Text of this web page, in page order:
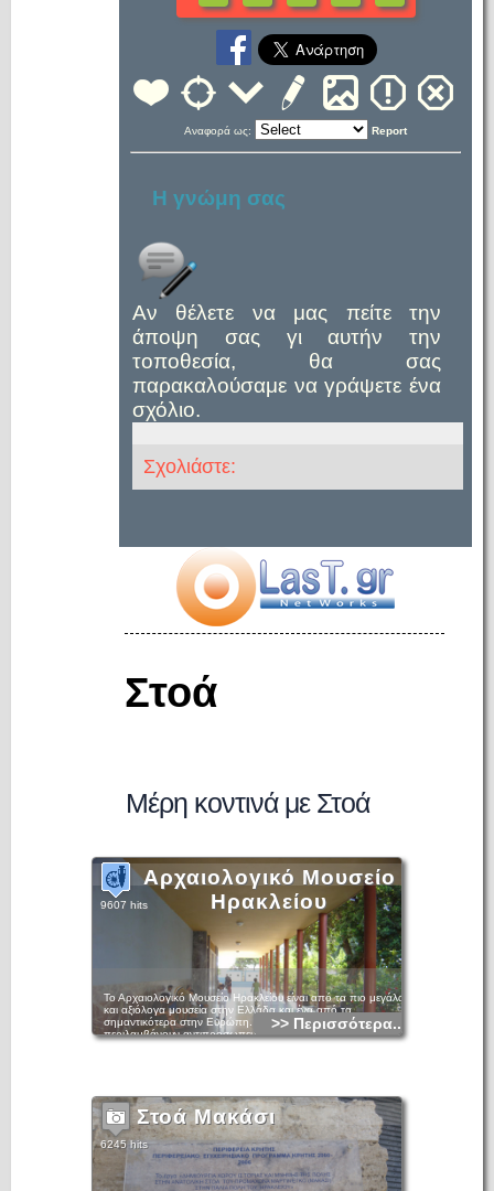
Αναφορά ως: Report
Η γνώμη σας
Αν θέλετε να μας πείτε την
άποψη σας γι αυτήν την
τοποθεσία, θα σας
παρακαλούσαμε να γράψετε ένα
σχόλιο.
Σχολιάστε:
Στοά
Μέρη κοντινά με Στοά
Αρχαιολογικό Μουσείο
Ηρακλείου
9607 hits
Το Αρχαιολογικό Μουσείο Ηρακλείου είναι από τα πιο μεγάλα
και αξιόλογα μουσεία στην Ελλάδα και ένα από τα
σημαντικότερα στην Ευρώπη. Τα εκθέματά του
περιλαμβάνουν αντιπροσωπευτικά δείγματα από όλες τις
μινωικής τέχνης, την οποία μπορεί κανείς να θαυμάσει σε όλη
της την εξέλιξη. Η συλλογή με τις μινωικές αρχαιότητες είναι η
σημαντικότερη στον κόσμο και το μουσείο δίκαια θεωρείται το
κατ' εξοχήν μουσείο του μινωικού πολιτισμού.
Το κτήριο, όπου στεγάζεται, βρίσκεται στο κέντρο της πόλης
και κατασκευάσθηκε μεταξύ των ετών 1937 και 1940, σε
σχέδια του αρχιτέκτονα Πάτροκλου Καραντινού. Στην ίδια
>> Περισσότερα...
Στοά Μακάσι
6245 hits